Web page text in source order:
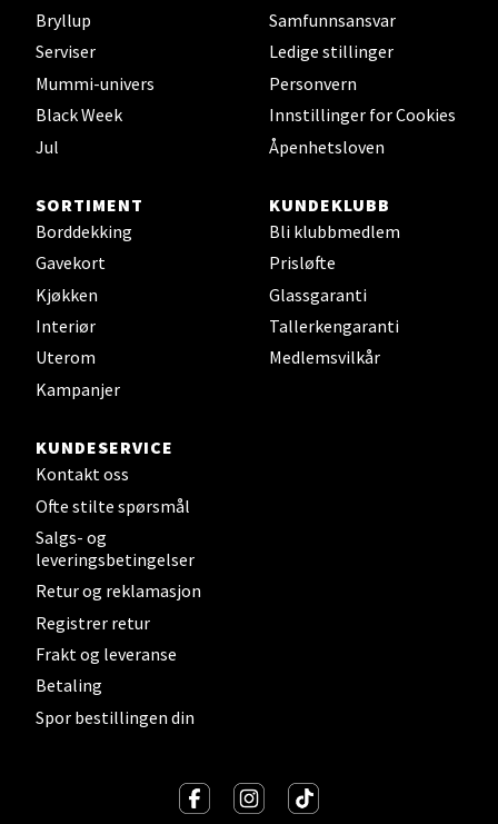
Bryllup
Serviser
Mummi-univers
Black Week
Jul
Samfunnsansvar
Ledige stillinger
Personvern
Innstillinger for Cookies
Åpenhetsloven
SORTIMENT
Borddekking
Gavekort
Kjøkken
Interiør
Uterom
Kampanjer
KUNDEKLUBB
Bli klubbmedlem
Prisløfte
Glassgaranti
Tallerkengaranti
Medlemsvilkår
KUNDESERVICE
Kontakt oss
Ofte stilte spørsmål
Salgs- og
leveringsbetingelser
Retur og reklamasjon
Registrer retur
Frakt og leveranse
Betaling
Spor bestillingen din
Velg
Myrdalsvegen 2, 5130 Nyborg
Åpent i dag 10-21
Velg
Sandefjord - Hvaltorvet
Torget 7, 3210 Sandefjord
Åpent i dag 10-20
Tromsø - Jekta Storsenter
Åpent i dag 10-21